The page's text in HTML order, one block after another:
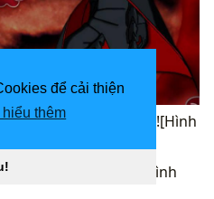
để cải thiện
thêm Akatsuki “
](![Hình
full/6202118.jpg)H ình